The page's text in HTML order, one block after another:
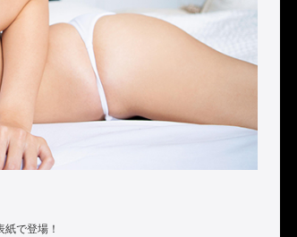
で登場！